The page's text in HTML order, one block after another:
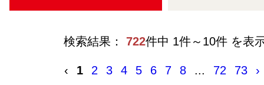
検索結果： 722件中 1件～10件 を表
‹ 1 2 3 4 5 6 7 8 ... 72 73 ›